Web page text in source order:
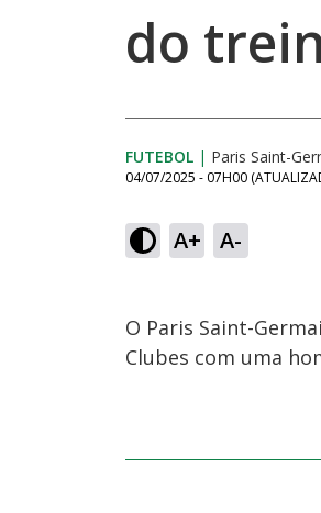
do
FUTEBOL | Paris Saint-
04/07/2025 - 07H00
A+ A-
O Paris Saint-
Clubes com uma